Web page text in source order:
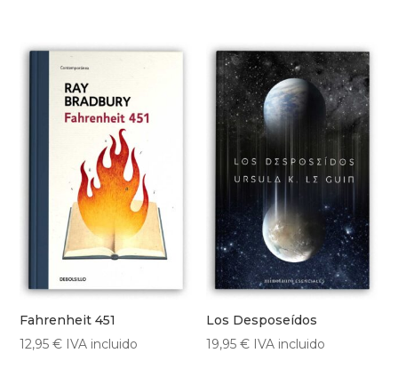
Fahrenheit 451
12,95€ IVA incluido
Los Desposeídos
19,95€ IVA incluido